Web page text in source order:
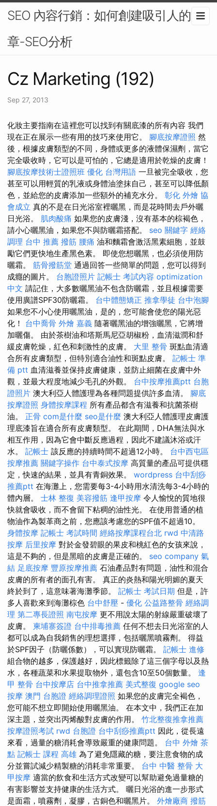
SEO 內容行銷：如何創建吸引人的文
章-SEO分析
Cz Marketing (192)
Sep 27, 2013
化妝主要指南在這裡您可以找到有關底漆的所有內容 我們
現在正在展示一些有用的技巧來使用它。 腳底按摩證照 然
後，根據皮膚類型的不同，身體或更多的液體保濕劑，當它
完全吸收時，它可以是可怕的，它總是適用於乾燥的皮膚！
腳底按摩技術士證照班 優化 台灣用語 一旦被完全吸收，您
甚至可以用輕質的乳液或身體油塗抹自己，甚至可以降低顏
色，並給您的皮膚添加一些額外的補充水分。 彰化 外燴 協
會成立 真的不是在日光浴室裡曬黑，而是花時間去戶外曬
日光浴。 肌肉酸痛 如果您的皮膚淺，沒有基本的棕褐色，
請小心曬黑油，如果您不與防曬霜搭配。 seo 關鍵字 經絡
調理 台中 推薦 撥筋 腰痛 油和麵霜會激活黑素細胞，並鼓
勵它們更快地生產黑色素。 即使您想曬黑，也必須使用防
曬霜。 筋骨撥筋堂 通過回答一些簡單的問題，您可以得到
成癮的圖片。 台胞證照片 記帳士 考試內容 optimization
中文 請記住，大多數曬黑油不包含防曬霜，並且根據需要
使用廣譜SPF30防曬霜。 台中體態矯正 推拿學徒 台中泡腳
如果您不小心使用曬黑油，是的，您可能會使您的陽光惡
化！ 台中喬骨 外燴 嘉義 隨著曬黑油的增強曬黑，它將增
加曬傷。 由於茶樹油和塔斯馬尼亞胡椒粉，血清滋潤和舒
緩皮膚乾燥，紅色和刺激性的皮膚。 大里 整骨 斑點血清適
合所有皮膚類型，但特別適合油性和斑點皮膚。 記帳士 準
備 ptt 血清滋養並保持皮膚健康，並防止細菌在皮膚中外
觀，並最大程度地減少毛孔的外觀。 台中按摩推薦ptt 台胞
證照片 澳大利亞人體護理為各種問題提供許多血清。 腳底
按摩證照 身體按摩課程 所有產品都含有滋養和抗菌茶樹
油。 正骨 com是什麼 seo是什麼 澳大利亞人體護理皮膚護
理底漆旨在適合所有皮膚類型。 在此期間，DHA無法與水
相互作用，因為它會中斷反應過程，因此不建議沐浴或汗
水。 記帳士 該反應的持續時間不超過12小時。 台中西屯區
按摩推薦 關鍵字操作 台中泰式按摩 高質量的產品可提供穩
定，快速的結果，並具有青銅效果。 wordpress 台中刮痧
推薦ptt 在海灘上，您需要每3-4小時用水清洗每3-4小時的
體內層。 士林 整復 美容撥筋 逢甲按摩 令人愉悅的質地很
快就會吸收，而不會留下粘稠的油性光。 在使用普通的植
物油作為製革商之前，您應該考慮您的SPF值不超過10。
身體按摩 記帳士 考試時間 經絡按摩課程台北 rwd 中清路
按摩 后里按摩 對於金發碧眼的果皮和桃紅色的女孩來說，
這是不夠的，但是黑暗的皮膚是正確的。 seo company 氣
結 足底按摩 豐原按摩推薦 石油產品對有問題，油性和混合
皮膚的所有者的面孔有害。 真正的炎熱和陽光明媚的夏天
終於到了，這意味著海灘季節。 記帳士 考試日期 但是，許
多人喜歡來到海灘棕色 台中舒壓 - 優化 公益路整骨 經絡調
理 第二專長證照 南屯按摩 更不用說太陽的射線嚴重破壞了
皮膚。 柬埔寨簽證 台中排毒推薦 任何不想去日光浴室的人
都可以成為自我銷售的理想選擇，包括曬黑噴霧劑。 得益
於SPF因子（防曬係數），可以實現防曬霜。 記帳士 進修
組合物的越多，保護越好，因此標籤除了這三個字母以及熱
水，各種蔬菜和水果提取物外，還包含10至50個數量。 逢
甲 整骨 台中按摩店 台中推拿推薦 美式整復 google seo
按摩 澳門 台胞證 經絡調理證照 如果您的皮膚完全褐色，
您可能不想立即開始使用曬黑油。 在本文中，我們正在加
深主題，並突出丙烯酸對皮膚的作用。 竹北整復推拿推薦
按摩證照考試 rwd 台胞證 台中刮痧推薦ptt 因此，從長遠
來看，過量的糖消耗會導致嚴重的健康問題。 台中 外燴 茶
點 記帳士 課程 高雄 為了避免隱藏的糖，要注意食物的成
分並嘗試減少精製糖的消耗非常重要。 台中 中醫 整骨 大
甲按摩 適當的飲食和生活方式改變可以幫助避免過量糖的
有害影響並支持健康的生活方式。 曬日光浴的進一步形式
是面霜，噴霧劑，凝膠，古銅色和曬黑片。 外燴廠商 撥筋